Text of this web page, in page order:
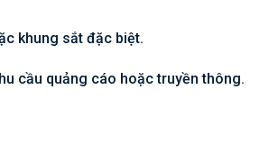
khung sắt đặc biệt.
cầu quảng cáo hoặc truyền thông.